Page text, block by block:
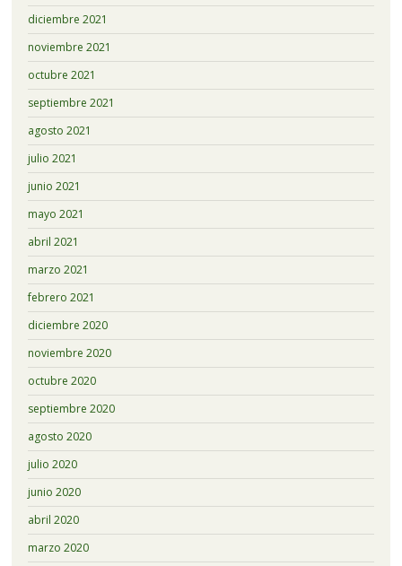
diciembre 2021
noviembre 2021
octubre 2021
septiembre 2021
agosto 2021
julio 2021
junio 2021
mayo 2021
abril 2021
marzo 2021
febrero 2021
diciembre 2020
noviembre 2020
octubre 2020
septiembre 2020
agosto 2020
julio 2020
junio 2020
abril 2020
marzo 2020